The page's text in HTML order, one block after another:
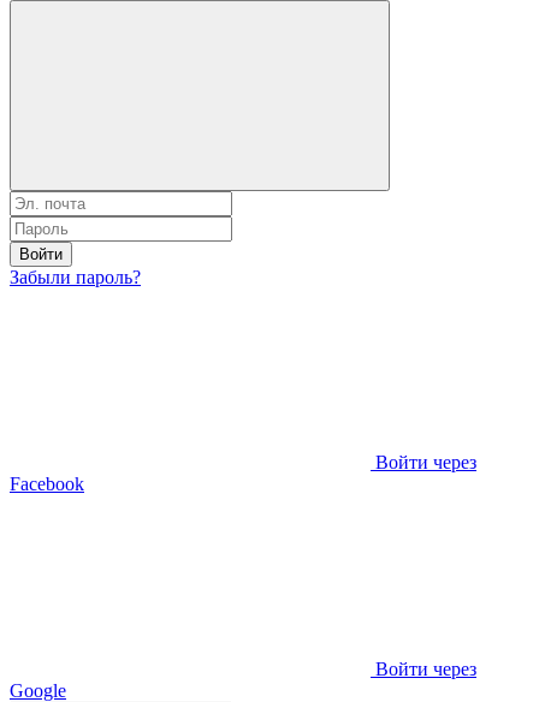
Войти
Забыли пароль?
Войти через
Facebook
Войти через
Google